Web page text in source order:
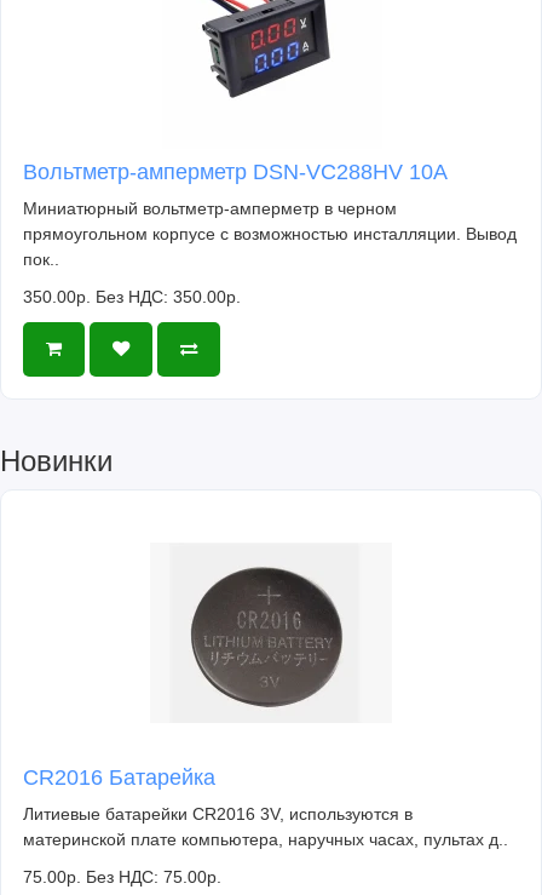
Вольтметр-амперметр DSN-VC288HV 10А
Миниатюрный вольтметр-амперметр в черном
прямоугольном корпусе с возможностью инсталляции. Вывод
пок..
350.00р. Без НДС: 350.00р.
Новинки
CR2016 Батарейка
Литиевые батарейки CR2016 3V, используются в
материнской плате компьютера, наручных часах, пультах д..
75.00р. Без НДС: 75.00р.